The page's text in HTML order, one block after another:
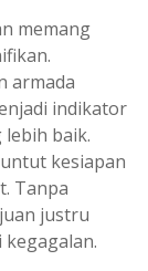
memang
armada
indikator
baik.
kesiapan
Tanpa
justru